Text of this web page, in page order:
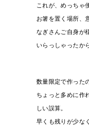
これが、めっちゃ
お箸を置く場所、
なぎさんご自身が
いらっしゃったか
数量限定で作った
ちょっと多めに作
しい誤算。
早くも残りが少な